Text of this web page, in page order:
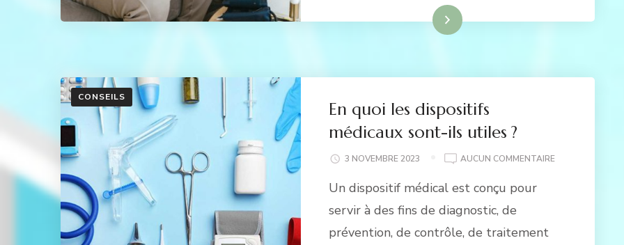
Lire la suite
CONSEILS
En quoi les dispositifs
médicaux sont-ils utiles ?
3 NOVEMBRE 2023 AUCUN COMMENTAIREEN
Un dispositif médical est conçu pour
servir à des fins de diagnostic, de
prévention, de contrôle, de traitement